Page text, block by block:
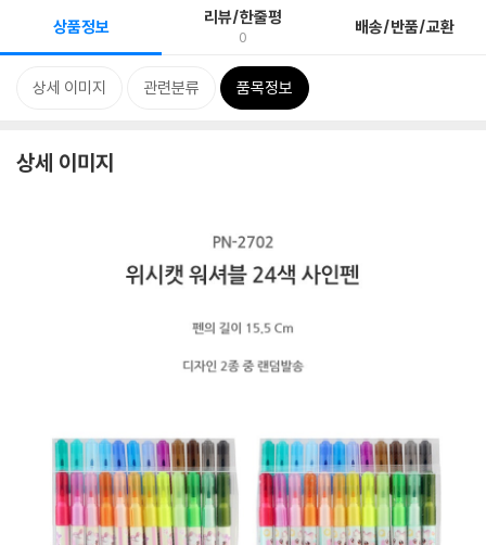
상품정보 리뷰/한줄평
0 배송/반품/교환
상세 이미지 관련분류 품목정보
상세 이미지